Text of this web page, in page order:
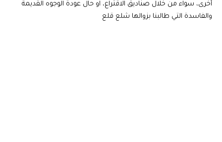
أخرى، سواء من خلال صناديق الاقتراع، او حال عودة الوجوه القديمة
والفاسدة التي طالبنا بزوالها شلع قلع